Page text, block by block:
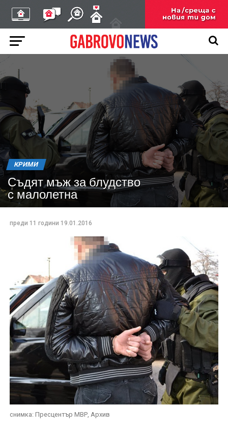
КРИМИ
Съдят мъж за блудство
с малолетна
преди 11 години 19.01.2016
снимка: Пресцентър МВР, Архив